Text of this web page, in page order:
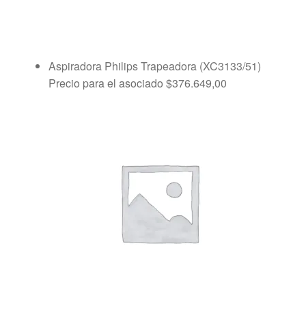
Aspiradora Philips Trapeadora (XC3133/51)
Precio para el asociado $376.649,00